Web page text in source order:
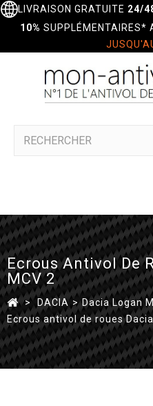
LIVRAISON GRATUITE 24/
10% SUPPLÉMENTAIRES*
Ecrous Antivol De
MCV 2
> DACIA > Dacia Logan
Ecrous antivol de roues